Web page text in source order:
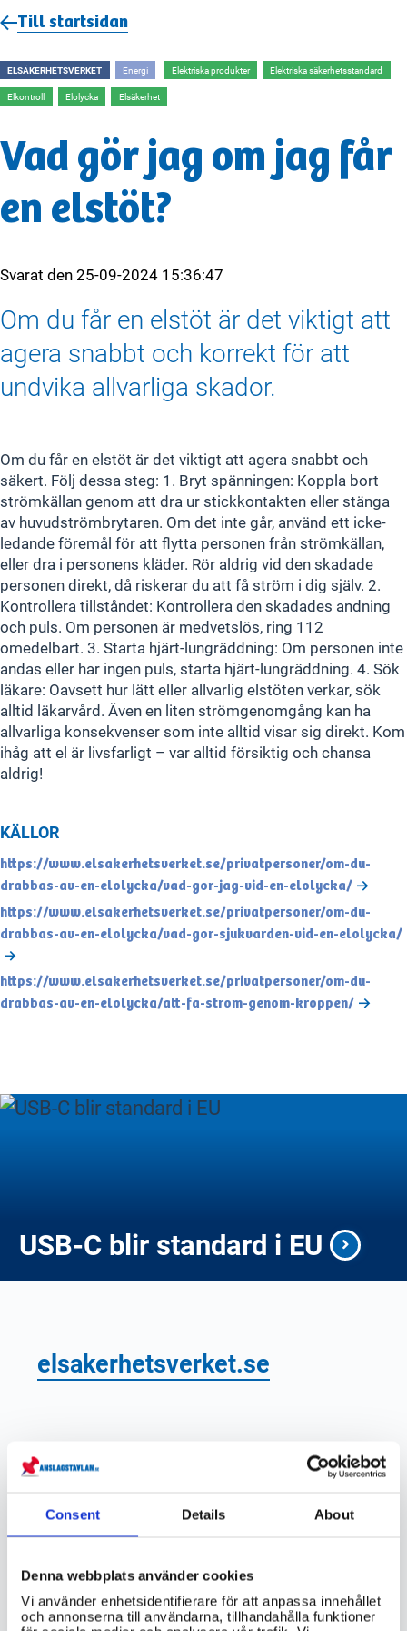
Consent Details About
Denna webbplats använder cookies
Vi använder enhetsidentifierare för att anpassa innehållet
och annonserna till användarna, tillhandahålla funktioner
Till startsidan
ELSÄKERHETSVERKET Energi Elektriska produkter Elektriska säkerhetsstandard
Elkontroll Elolycka Elsäkerhet
Vad gör jag om jag får
en elstöt?
Svarat den25-09-2024 15:36:47
Om du får en elstöt är det viktigt att
agera snabbt och korrekt för att
undvika allvarliga skador.
Om du får en elstöt är det viktigt att agera snabbt och
säkert. Följ dessa steg: 1. Bryt spänningen: Koppla bort
strömkällan genom att dra ur stickkontakten eller stänga
av huvudströmbrytaren. Om det inte går, använd ett icke-
ledande föremål för att flytta personen från strömkällan,
eller dra i personens kläder. Rör aldrig vid den skadade
personen direkt, då riskerar du att få ström i dig själv. 2.
Kontrollera tillståndet: Kontrollera den skadades andning
och puls. Om personen är medvetslös, ring 112
omedelbart. 3. Starta hjärt-lungräddning: Om personen inte
andas eller har ingen puls, starta hjärt-lungräddning. 4. Sök
läkare: Oavsett hur lätt eller allvarlig elstöten verkar, sök
alltid läkarvård. Även en liten strömgenomgång kan ha
allvarliga konsekvenser som inte alltid visar sig direkt. Kom
ihåg att el är livsfarligt – var alltid försiktig och chansa
aldrig!
KÄLLOR
https://www.elsakerhetsverket.se/privatpersoner/om-du-
drabbas-av-en-elolycka/vad-gor-jag-vid-en-elolycka/
https://www.elsakerhetsverket.se/privatpersoner/om-du-
drabbas-av-en-elolycka/vad-gor-sjukvarden-vid-en-elolycka/
https://www.elsakerhetsverket.se/privatpersoner/om-du-
drabbas-av-en-elolycka/att-fa-strom-genom-kroppen/
USB-C blir standard i EU
elsakerhetsverket.se
elstötar i Sverige?
antalet elstötar i Sverige per år?
Vad är det bästa sättet att skydda sig